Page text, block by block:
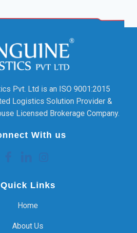
Pvt. Ltd is an ISO 9001:2015
Logistics Solution Provider &
Licensed Brokerage Company.
With us
Quick Links
Home
About Us